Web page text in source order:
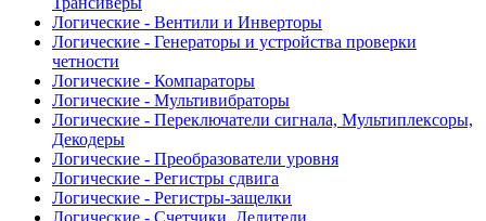
Логические - Вентили и Инверторы
Логические - Генераторы и устройства проверки
четности
Логические - Компараторы
Логические - Мультивибраторы
Логические - Переключатели сигнала, Мультиплексоры,
Декодеры
Логические - Преобразователи уровня
Логические - Регистры сдвига
Логические - Регистры-защелки
Логические - Счетчики, Делители